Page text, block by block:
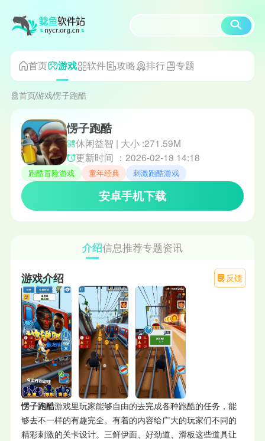
首页 游戏 软件 攻略 排行 专题
首页游戏愣子跑酷
愣子跑酷
休闲益智 | 大小 :271.59M
更新时间 ：2026-02-18 14:18
跑酷冒险游戏 童年经典 刺激跑酷游戏
安卓手机下载
介绍信息推荐专题资讯
反馈
游戏介绍
愣子跑酷游戏里玩家能够自由的去完成各种跑酷的任务，能
够去不一样的有趣完全。有着的内容给广大的玩家们不同的
精彩刺激的关卡设计。三鲜伊面、好劲道、滑板这些道具让